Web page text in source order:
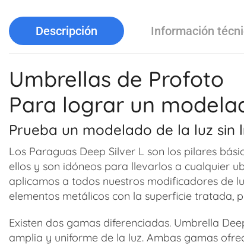
Descripción Información
Umbrellas de Profoto
Para lograr un
Prueba un modelado de la luz sin
Los Paraguas Deep Silver L son los pilares
ellos y son idóneos para llevarlos a cualquier
aplicamos a todos nuestros modificadores de
elementos metálicos con la superficie tratada,
Existen dos gamas diferenciadas. Umbrella
amplia y uniforme de la luz. Ambas gamas